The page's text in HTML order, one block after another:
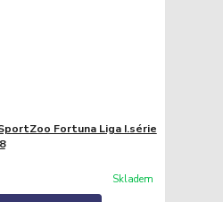
Fortuna Liga I.série
Skladem